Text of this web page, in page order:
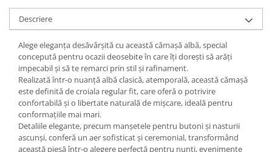
Descriere
Alege eleganța desăvârșită cu această cămașă albă, special
concepută pentru ocazii deosebiteîn care îți dorești să arăți
impecabilși să te remarci prin stil și rafinament.
Realizată într-o nuanță albă clasică, atemporală, această cămașă
este definită decroiala regular fit, care oferă o potrivire
confortabilăși o libertate naturală de mișcare, ideală pentru
conformațiile mai mari.
Detaliile elegante, precum manșetele pentru butoniși nasturii
ascunși, conferă un aersofisticat și ceremonial, transformând
această piesă într-o alegere perfectă pentru nunți,evenimente